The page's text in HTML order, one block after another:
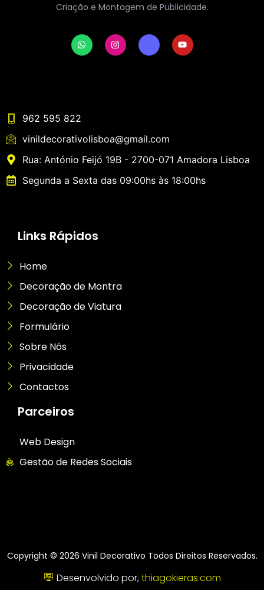
Criação e Montagem de Publicidade.
962 595 822
vinildecorativolisboa@gmail.com
Rua: António Feijó 19B - 2700-071 Amadora Lisboa
Segunda a Sexta das 09:00hs às 18:00hs
Links Rápidos
Home
Decoração de Montra
Decoração de Viatura
Formulário
Sobre Nós
Privacidade
Contactos
Parceiros
Web Design
Gestão de Redes Sociais
Copyright © 2026 Vinil Decorativo Todos Direitos Reservados.
Desenvolvido por,thiagokieras.com